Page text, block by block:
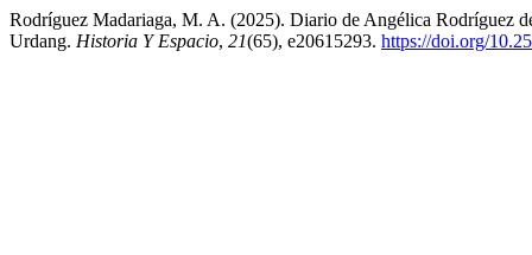
Rodríguez Madariaga, M. A. (2025). Diario de Angélica Rodríguez
Urdang. Historia Y Espacio, 21(65), e20615293. https://doi.org/